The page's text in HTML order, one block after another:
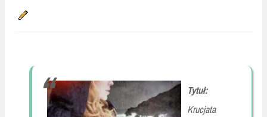
Tytuł:
Krucjata